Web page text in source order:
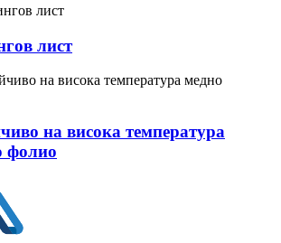
лист
на висока температура
фолио